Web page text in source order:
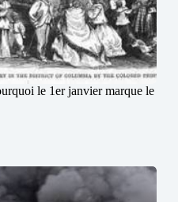
le 1er janvier marque le